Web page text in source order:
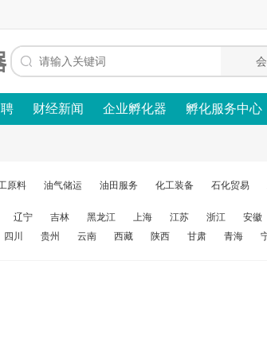
财经新闻 企业孵化器 孵化服务中心
原料 油气储运 油田服务 化工装备 石化贸易
辽宁 吉林 黑龙江 上海 江苏 浙江 安徽
四川 贵州 云南 西藏 陕西 甘肃 青海